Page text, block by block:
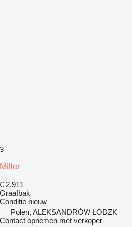
3
Miller
€ 2.911
Graafbak
Conditie nieuw
Polen, ALEKSANDRÓW ŁÓDZK
Contact opnemen met verkoper